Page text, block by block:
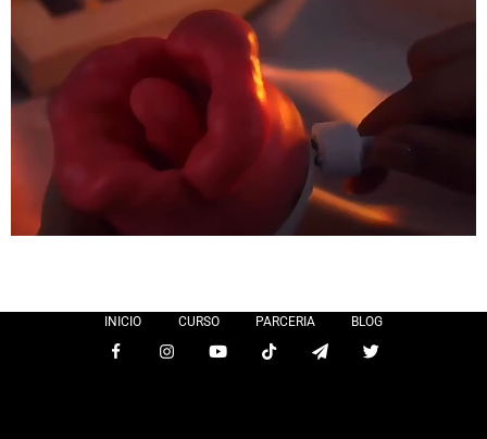
INICIO CURSO PARCERIA BLOG